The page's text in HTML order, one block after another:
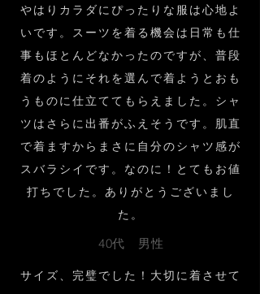
やはりカラダにぴったりな服は心地よ
いです。スーツを着る機会は日常も仕
事もほとんどなかったのですが、普段
着のようにそれを選んで着ようとおも
うものに仕立ててもらえました。シャ
ツはさらに出番がふえそうです。肌直
で着ますからまさに自分のシャツ感が
スバラシイです。なのに！とてもお値
打ちでした。ありがとうございまし
た。
40代 男性
サイズ、完璧でした！大切に着させて